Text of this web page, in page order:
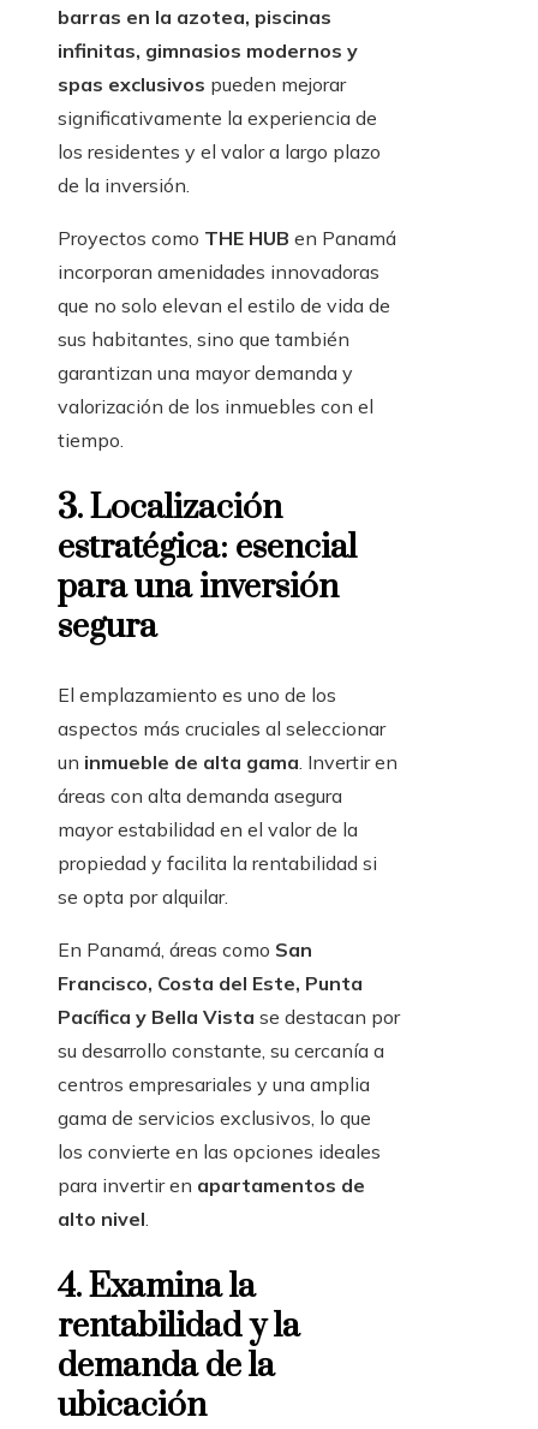
barras en la azotea, piscinas
infinitas, gimnasios modernos y
spas exclusivos pueden mejorar
significativamente la experiencia de
los residentes y el valor a largo plazo
de la inversión.
Proyectos como THE HUB en Panamá
incorporan amenidades innovadoras
que no solo elevan el estilo de vida de
sus habitantes, sino que también
garantizan una mayor demanda y
valorización de los inmuebles con el
tiempo.
3. Localización
estratégica: esencial
para una inversión
segura
El emplazamiento es uno de los
aspectos más cruciales al seleccionar
un inmueble de alta gama. Invertir en
áreas con alta demanda asegura
mayor estabilidad en el valor de la
propiedad y facilita la rentabilidad si
se opta por alquilar.
En Panamá, áreas como San
Francisco, Costa del Este, Punta
Pacífica y Bella Vista se destacan por
su desarrollo constante, su cercanía a
centros empresariales y una amplia
gama de servicios exclusivos, lo que
los convierte en las opciones ideales
para invertir en apartamentos de
alto nivel.
4. Examina la
rentabilidad y la
demanda de la
ubicación